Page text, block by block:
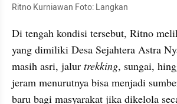
Ritno Kurniawan Foto: Langkan
Di tengah kondisi tersebut, Ritno
yang dimiliki Desa Sejahtera Astra
masih asri, jalur trekking, sungai,
jeram menurutnya bisa menjadi
baru bagi masyarakat jika dikelola